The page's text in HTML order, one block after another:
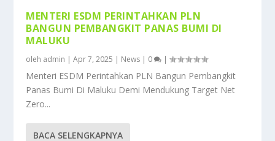
MENTERI ESDM PERINTAHKAN PLN
BANGUN PEMBANGKIT PANAS BUMI DI
MALUKU
oleh admin |Apr 7, 2025 | News | 0 |
Menteri ESDM Perintahkan PLN Bangun Pembangkit
Panas Bumi Di Maluku Demi Mendukung Target Net
Zero...
BACA SELENGKAPNYA